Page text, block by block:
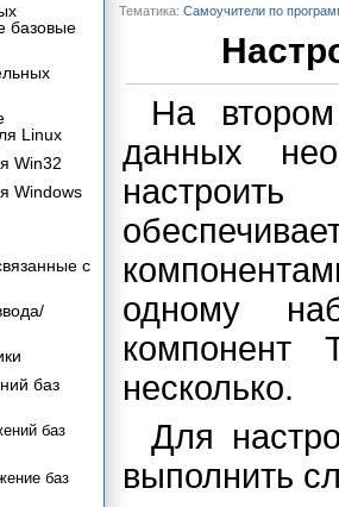
Тематика: Самоучители по
На
данных
одному
компонент
несколько.
Для
выполнить
базовые
Linux
Win32
Windows
с
баз
баз
баз